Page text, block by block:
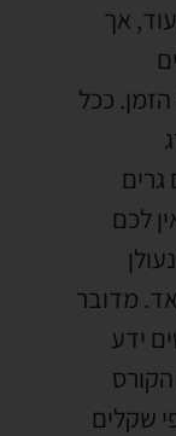
, אך
. ככל
לכם
. מדובר
ידע
שקלים